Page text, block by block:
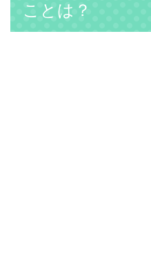
ことは？